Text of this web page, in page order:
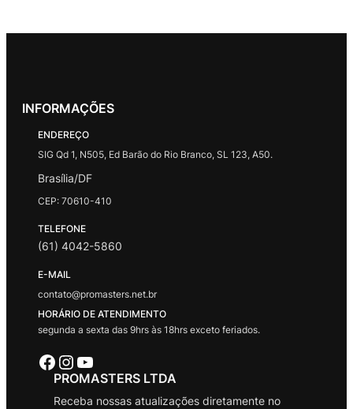
INFORMAÇÕES
ENDEREÇO
SIG Qd 1, N505, Ed Barão do Rio Branco, SL 123, A50.
Brasília/DF
CEP: 70610-410
TELEFONE
(61) 4042-5860
E-MAIL
contato@promasters.net.br
HORÁRIO DE ATENDIMENTO
segunda a sexta das 9hrs às 18hrs exceto feriados.
Facebook Instagram Youtube
PROMASTERS LTDA
Receba nossas atualizações diretamente no